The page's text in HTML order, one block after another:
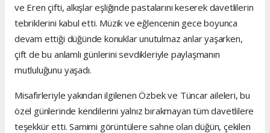
ve Eren çifti, alkışlar eşliğinde pastalarını keserek davetlilerin
tebriklerini kabul etti. Müzik ve eğlencenin gece boyunca
devam ettiği düğünde konuklar unutulmaz anlar yaşarken,
çift de bu anlamlı günlerini sevdikleriyle paylaşmanın
mutluluğunu yaşadı.
Misafirleriyle yakından ilgilenen Özbek ve Tüncar aileleri, bu
özel günlerinde kendilerini yalnız bırakmayan tüm davetlilere
teşekkür etti. Samimi görüntülere sahne olan düğün, çekilen